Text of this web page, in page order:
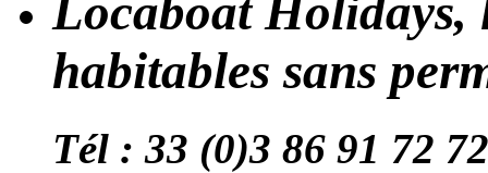
Locaboat Holidays,
habitables sans
Tél : 33 (0)3 86 91 72 72